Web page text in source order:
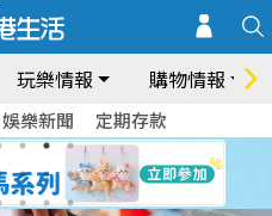
玩樂情報 購物情報
娛樂新聞 定期存款